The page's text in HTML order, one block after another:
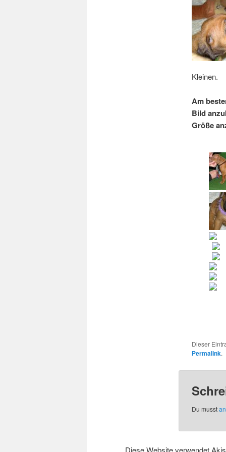
Kleinen.
Am
Bild
Größe
Dieser
Permalink.
Du musst
Diese Website verwendet